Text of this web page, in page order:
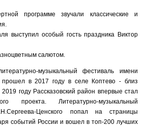
программе звучали классические и
выступил особый гость праздника Виктор
салютом.
музыкальный фестиваль имени
прошел в 2017 году в селе Коптево - близ
году Рассказовский район впервые стал
проекта. Литературно-музыкальный
Ценского попал на страницы
событий России и вошел в топ-200 лучших